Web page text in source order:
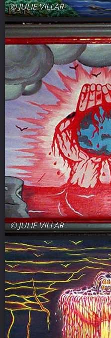
© JULIE VILLAR
© JULIE VILLAR